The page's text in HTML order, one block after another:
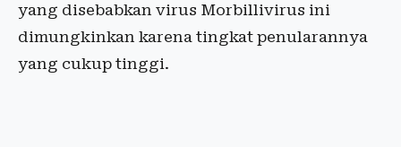
yang disebabkan virus Morbillivirus ini
dimungkinkan karena tingkat penularannya
yang cukup tinggi.